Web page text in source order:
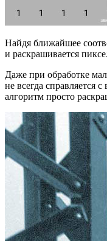
Найдя ближайшее
и раскрашивается
Даже при обработке
не всегда справляется
алгоритм просто